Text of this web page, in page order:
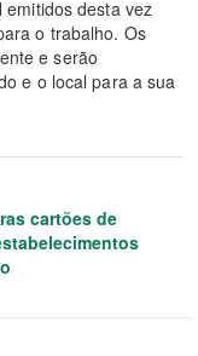
desta vez
o trabalho. Os
e serão
e o local para a sua
cartões de